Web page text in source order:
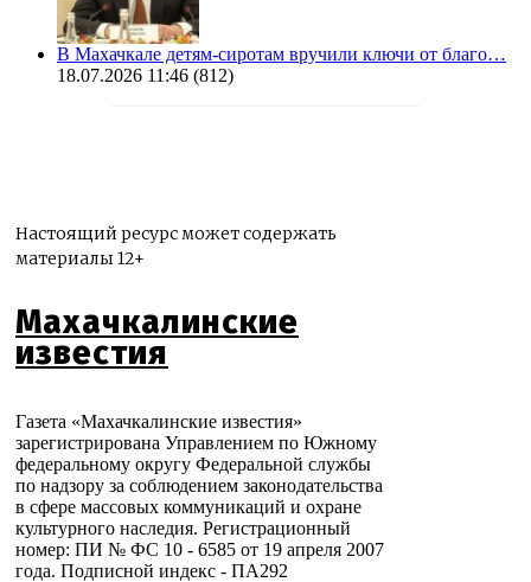
В Махачкале детям-сиротам вручили ключи от благо…
18.07.2026 11:46 (812)
Настоящий ресурс может содержать
материалы 12+
Махачкалинские
известия
Газета «Махачкалинские известия»
зарегистрирована Управлением по Южному
федеральному округу Федеральной службы
по надзору за соблюдением законодательства
в сфере массовых коммуникаций и охране
культурного наследия. Регистрационный
номер: ПИ № ФС 10 - 6585 от 19 апреля 2007
года. Подписной индекс - ПА292